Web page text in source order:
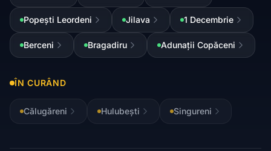
Popești Leordeni Jilava 1 Decembrie
Berceni Bragadiru Adunații Copăceni
ÎN CURÂND
Călugăreni Hulubești Singureni